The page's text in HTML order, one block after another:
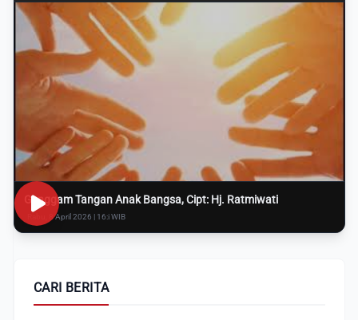
Genggam Tangan Anak Bangsa, Cipt: Hj. Ratmiwati
Rabu, 8 April 2026 | 16:i WIB
CARI BERITA